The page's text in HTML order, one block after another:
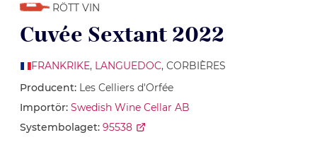
RÖTT VIN
Cuvée Sextant 2022
FRANKRIKE, LANGUEDOC, CORBIÈRES
Producent: Les Celliers d'Orfée
Importör: Swedish Wine Cellar AB
Systembolaget: 95538